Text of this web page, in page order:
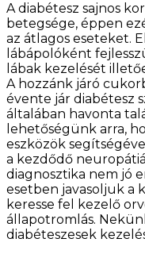
A diabétesz sajnos
betegsége, éppen
az átlagos eseteket.
lábápolóként
lábak kezelését
A hozzánk járó
évente jár diabétesz
általában havonta
lehetőségünk arra,
eszközök
a kezdődő
diagnosztika nem jó
esetben javasoljuk a
keresse fel kezelő
állapotromlás.
diabéteszesek